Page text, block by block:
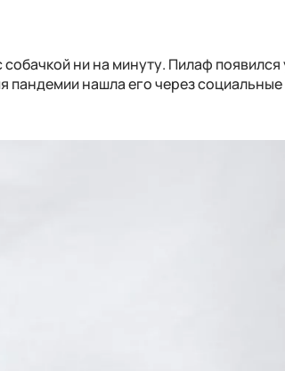
ни на минуту. Пилаф
пандемии нашла его через социальные